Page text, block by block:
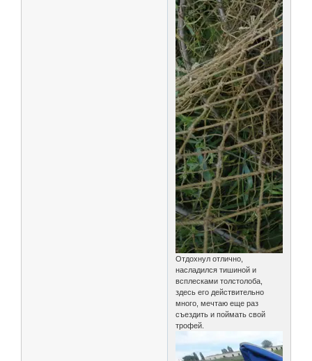
Отдохнул отлично,
насладился тишиной и
всплесками толстолоба,
здесь его действительно
много, мечтаю еще раз
съездить и поймать свой
трофей.